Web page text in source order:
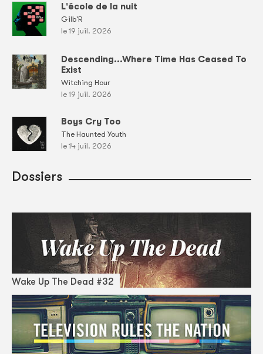
L'école de la nuit
Gilb'R
le 19 juil. 2026
Descending...Where Time Has Ceased To
Exist
Witching Hour
le 19 juil. 2026
Boys Cry Too
The Haunted Youth
le 14 juil. 2026
Dossiers
Wake Up The Dead #32